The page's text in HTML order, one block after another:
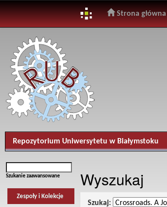
navigation
Strona główna
Repozytorium Uniwersytetu w Białymstoku
Szukanie zaawansowane
Zespoły i Kolekcje
Wyszukaj
Szukaj: